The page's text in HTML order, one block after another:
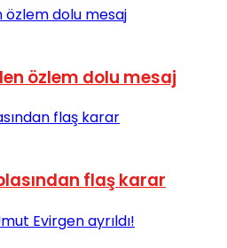
özlem dolu mesaj
flaş karar